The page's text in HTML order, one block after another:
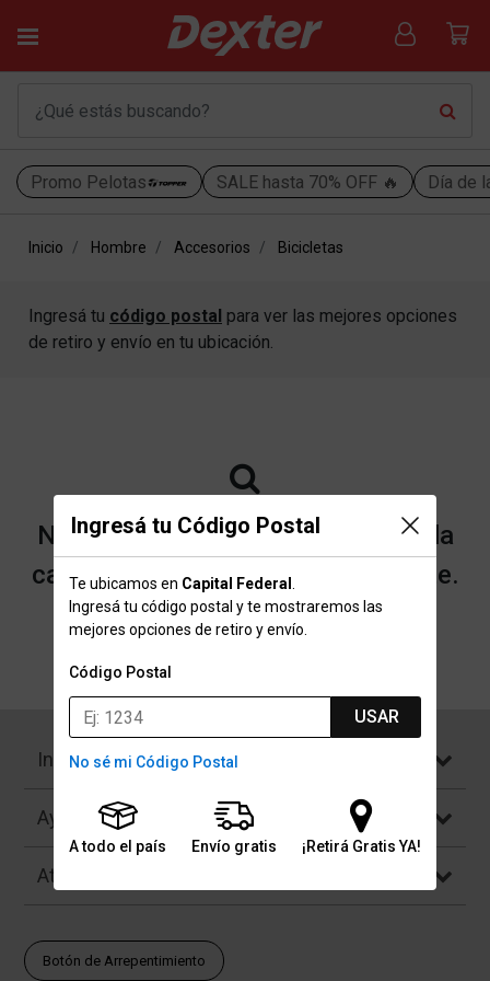
Promo Pelotas SALE hasta 70% OFF 🔥 Día de
Ingresá tu Código Postal
Te ubicamos en Capital Federal
Ingresá tu código postal y te mostraremos las
mejores opciones de retiro y envío.
Código Postal
USAR
No sé mi Código Postal
A todo el país Envío gratis ¡Retirá Gratis YA!
Inicio Hombre Accesorios Bicicletas
Ingresá tu código postal para ver las mejores opciones
de retiro y envío en tu ubicación.
No encontramos resultados para la
categoría "Bicicletas" que buscaste.
Institucional
Ayuda
Atención al Cliente
Botón de Arrepentimiento